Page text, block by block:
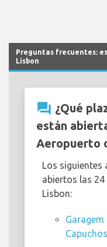
Preguntas frecuentes:
Lisbon
question_answer ¿Qué
están
Aeropuerto
Los siguientes
abiertos las
Lisbon: